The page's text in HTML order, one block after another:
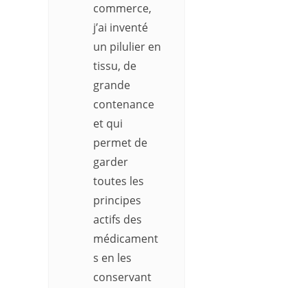
commerce,
j’ai inventé
un pilulier en
tissu, de
grande
contenance
et qui
permet de
garder
toutes les
principes
actifs des
médicament
s en les
conservant